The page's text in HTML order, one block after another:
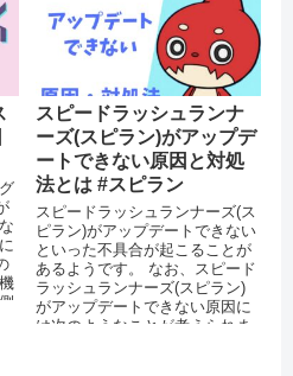
スピードラッシュランナ
ーズ(スピラン)がアップデ
ートできない原因と対処
法とは #スピラン
スピードラッシュランナーズ(ス
ピラン)がアップデートできない
といった不具合が起こることが
あるようです。 なお、スピード
ラッシュランナーズ(スピラン)
がアップデートできない原因に
は次のようなことが考えられま